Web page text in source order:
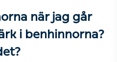
när jag går
i benhinnorna?